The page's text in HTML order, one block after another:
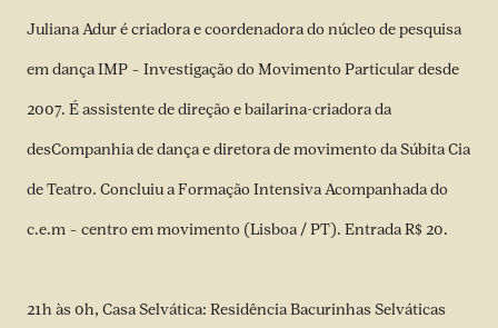
Juliana Adur é criadora e coordenadora do núcleo de pesquisa
em dança IMP – Investigação do Movimento Particular desde
2007. É assistente de direção e bailarina-criadora da
desCompanhia de dança e diretora de movimento da Súbita Cia
de Teatro. Concluiu a Formação Intensiva Acompanhada do
c.e.m – centro em movimento (Lisboa / PT). Entrada R$ 20.
21h às 0h, Casa Selvática: Residência Bacurinhas Selváticas